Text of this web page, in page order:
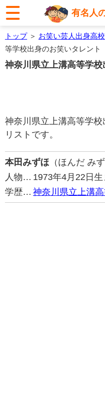
有名人
トップ＞ お笑い芸人出身高
等学校出身のお笑いタレント
神奈川県立上溝高等学
神奈川県立上溝高等学
リストです。
本田みずほ （ほんだ みず
人物… 1973年4月22日生
学歴… 神奈川県立上溝